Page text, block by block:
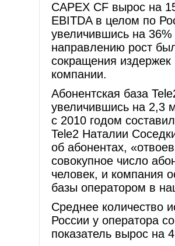
CAPEX CF вырос на
EBITDA в целом по
увеличившись на
направлению рост
сокращения издержек
компании.
Абонентская база
увеличившись на 2,3
с 2010 годом
Tele2 Наталии
об абонентах,
совокупное число
человек, и компания
базы оператором в
Среднее количество
России у оператора
показатель вырос на